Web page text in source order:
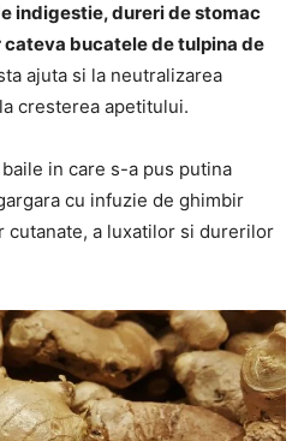
indigestie, dureri de stomac
bucatele de tulpina de
ajuta si la neutralizarea
cresterea apetitului.
in care s-a pus putina
cu infuzie de ghimbir
cutanate, a luxatilor si durerilor